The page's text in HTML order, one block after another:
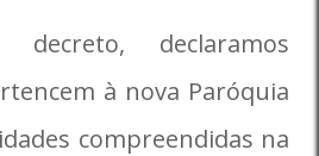
decreto, declaramos
à nova Paróquia
compreendidas na